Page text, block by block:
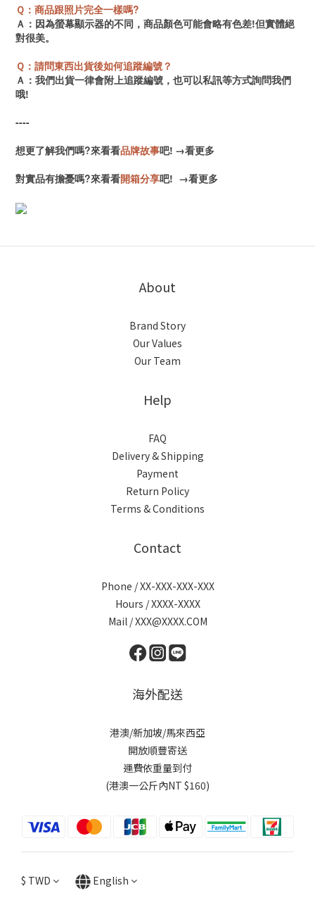
Ｑ：商品跟照片完全一樣嗎?
Ａ：因為螢幕顯示器的不同，商品顏色可能會略有色差!但實體絕
對很美。
Ｑ：請問東西出貨後如何追蹤編號？
Ａ：我們出貨一律會附上追蹤編號，也可以私訊等方式詢問我們
哦!
----
想更了解我們嗎?來看看品牌故事吧! →看更多
對實品有擔憂嗎?來看看開箱分享吧! →看更多
About
Brand Story
Our Values
Our Team
Help
FAQ
Delivery & Shipping
Payment
Return Policy
Terms & Conditions
Contact
Phone / XX-XXX-XXX-XXX
Hours / XXXX-XXXX
Mail / XXX@XXXX.COM
海外配送
港澳/新加坡/馬來西亞
開放順豐寄送
運費依重量到付
(港澳一公斤內NT $160)
$ TWD English